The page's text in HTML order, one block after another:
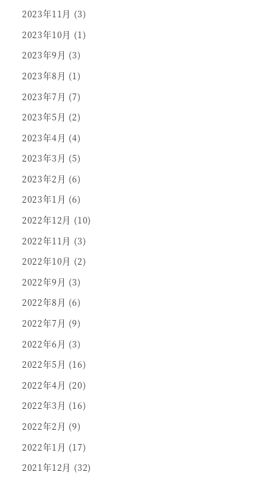
2023年11月 (3)
2023年10月 (1)
2023年9月 (3)
2023年8月 (1)
2023年7月 (7)
2023年5月 (2)
2023年4月 (4)
2023年3月 (5)
2023年2月 (6)
2023年1月 (6)
2022年12月 (10)
2022年11月 (3)
2022年10月 (2)
2022年9月 (3)
2022年8月 (6)
2022年7月 (9)
2022年6月 (3)
2022年5月 (16)
2022年4月 (20)
2022年3月 (16)
2022年2月 (9)
2022年1月 (17)
2021年12月 (32)